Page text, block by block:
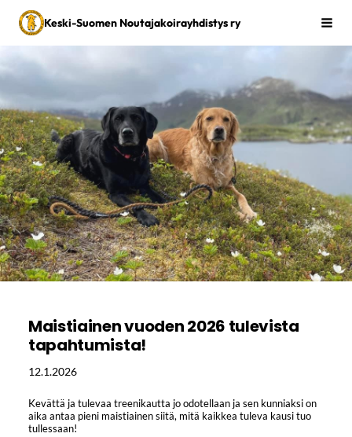
Siirry
sivun
sisältöön
Keski-Suomen Noutajakoirayhdistys ry
Maistiainen vuoden 2026 tulevista
tapahtumista!
12.1.2026
Kevättä ja tulevaa treenikautta jo odotellaan ja sen kunniaksi on
aika antaa pieni maistiainen siitä, mitä kaikkea tuleva kausi tuo
tullessaan!